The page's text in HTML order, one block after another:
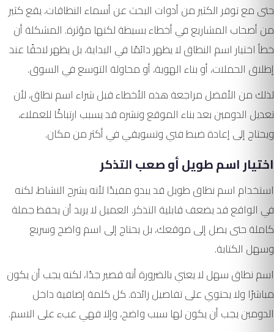
حتى مع توفر الكثير من أدوات البحث عن أسماء النطاقات، يقع كثير
من أصحاب المشاريع في أخطاء بسيطة لكنها مؤثرة. المشكلة أن
خطأ اختيار اسم النطاق لا يظهر دائمًا في البداية، بل يظهر لاحقًا عند
إطلاق الحملات، أو بناء الهوية، أو محاولة التوسع في السوق.
لذلك من الأفضل مراجعة هذه الأخطاء قبل شراء اسم نطاق، لأن
تعديل الدومين بعد بناء الموقع ونشره قد يسبب ارتباكًا للعملاء،
ويحتاج إلى إعادة ضبط فني وتسويقي في أكثر من مكان.
اختيار اسم طويل أو صعب التذكر
استخدام اسم نطاق طويل قد يبدو مفيدًا لأنه يشرح النشاط، لكنه
في الواقع قد يضعف قابلية التذكر. العميل لا يريد أن يحفظ جملة
كاملة حتى يصل إلى موقعك، بل يحتاج إلى اسم واضح وسريع
وسهل الكتابة.
اسم نطاق سهل لا يعني بالضرورة أنه قصير جدًا، لكنه يجب أن يكون
مباشرًا ولا يحتوي على تفاصيل زائدة. كل كلمة إضافية داخل
الدومين يجب أن يكون لها سبب واضح، وإلا فهي عبء على الاسم.